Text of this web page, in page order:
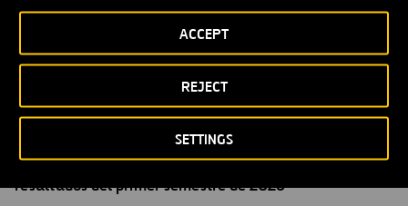
SETTINGS
REJECT
ACCEPT
407 ETR (diapositiva 27) y los vencimientos de deuda de
31/07/2026
HECHOS RELEVANTES
Ferrovial remite nota de prensa relativa a los
resultados del primer semestre de 2026